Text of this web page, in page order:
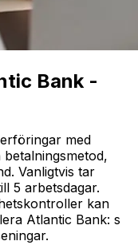
Bank -
med
Vanligtvis tar
5 arbetsdagar.
kan
Atlantic Bank: s